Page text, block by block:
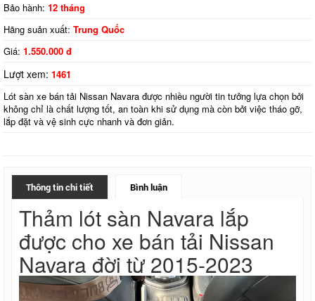
Bảo hành: 12 tháng
Hãng suản xuất: Trung Quốc
Giá: 1.550.000 đ
Lượt xem: 1461
Lót sàn xe bán tải Nissan Navara được nhiều người tin tưởng lựa chọn bởi
không chỉ là chất lượng tốt, an toàn khi sử dụng mà còn bởi việc tháo gỡ,
lắp đặt và vệ sinh cực nhanh và đơn giản.
Thông tin chi tiết Bình luận
Thảm lót sàn Navara lắp
được cho xe bán tải Nissan
Navara đời từ 2015-2023